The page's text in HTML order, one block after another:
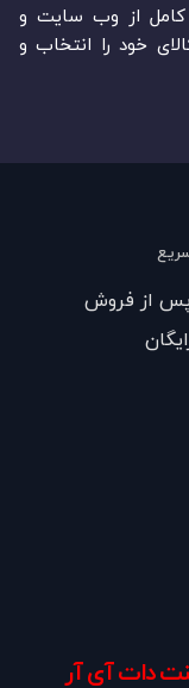
کامل از وب سایت و
خود را انتخاب و
از فروش
دات آی آر